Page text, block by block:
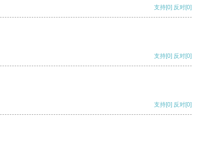
支持[0] 反对[0]
支持[0] 反对[0]
支持[0] 反对[0]